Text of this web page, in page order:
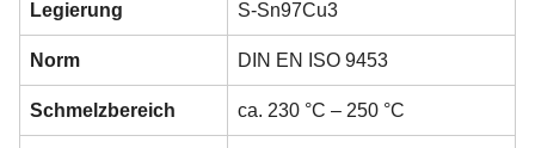
Legierung S-Sn97Cu3
Norm DIN EN ISO 9453
Schmelzbereich ca. 230 °C – 250 °C